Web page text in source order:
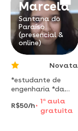
Marcela
Santana do
Paraíso
(presencial &
online)
Novata
*estudante de
engenharia *da
aula de conteúdos
do ensino
fundamental ao
R$50/h
1 aaula
gratuita